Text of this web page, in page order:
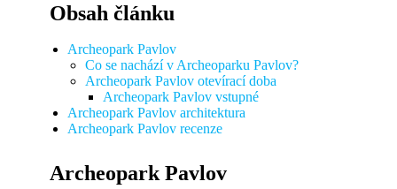
Obsah článku
Archeopark Pavlov
Co se nachází v Archeoparku Pavlov?
Archeopark Pavlov otevírací doba
Archeopark Pavlov vstupné
Archeopark Pavlov architektura
Archeopark Pavlov recenze
Archeopark Pavlov